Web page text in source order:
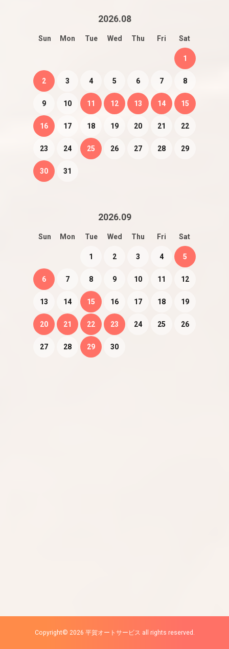
2026.08
Sun Mon Tue Wed Thu Fri Sat
1
2 3 4 5 6 7 8
9 10 11 12 13 14 15
16 17 18 19 20 21 22
23 24 25 26 27 28 29
30 31
2026.09
Sun Mon Tue Wed Thu Fri Sat
1 2 3 4 5
6 7 8 9 10 11 12
13 14 15 16 17 18 19
20 21 22 23 24 25 26
27 28 29 30
Copyright© 2026 平賀オートサービス all rights reserved.